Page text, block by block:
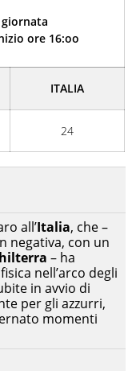
ore 16:oo
ITALIA
24
all’Italia, che –
negativa, con un
– ha
nell’arco degli
in avvio di
per gli azzurri,
momenti